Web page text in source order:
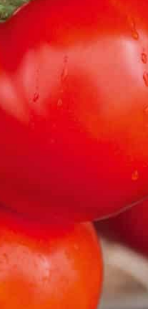
de bruyère
et exotiques
Plantes
Plantes
Plantes
Plantes
Plantes
Plantes
Plantes
Lavande
Graminées